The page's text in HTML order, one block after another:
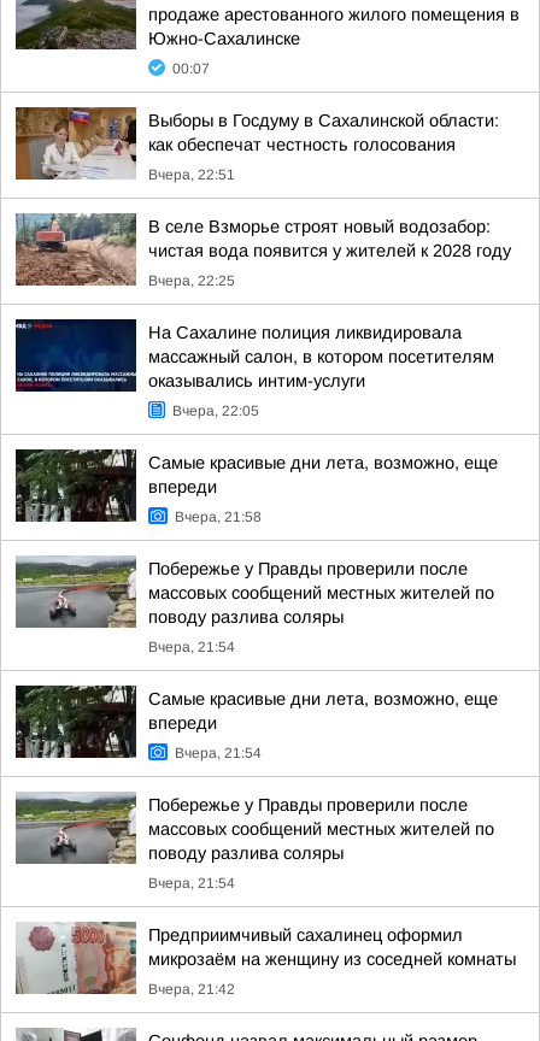
продаже арестованного жилого помещения в
Южно-Сахалинске
00:07
Выборы в Госдуму в Сахалинской области:
как обеспечат честность голосования
Вчера, 22:51
В селе Взморье строят новый водозабор:
чистая вода появится у жителей к 2028 году
Вчера, 22:25
На Сахалине полиция ликвидировала
массажный салон, в котором посетителям
оказывались интим-услуги
Вчера, 22:05
Самые красивые дни лета, возможно, еще
впереди
Вчера, 21:58
Побережье у Правды проверили после
массовых сообщений местных жителей по
поводу разлива соляры
Вчера, 21:54
Самые красивые дни лета, возможно, еще
впереди
Вчера, 21:54
Побережье у Правды проверили после
массовых сообщений местных жителей по
поводу разлива соляры
Вчера, 21:54
Предприимчивый сахалинец оформил
микрозаём на женщину из соседней комнаты
Вчера, 21:42